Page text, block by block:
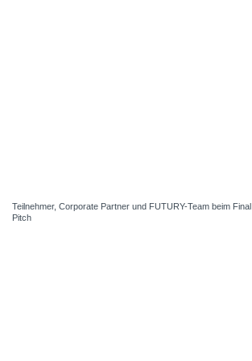
Teilnehmer, Corporate Partner und FUTURY-Team beim Final
Pitch